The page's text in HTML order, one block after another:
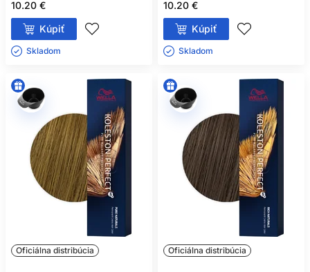
10.20 €
Kúpiť
Skladom ㅤ
10.20 €
Kúpiť
Skladom ㅤ
Oficiálna distribúcia Oficiálna distribúcia